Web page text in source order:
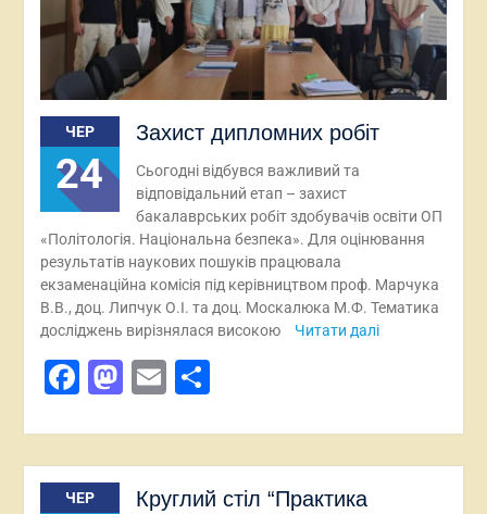
ЧЕР
24
Захист дипломних робіт
Сьогодні відбувся важливий та
відповідальний етап – захист
бакалаврських робіт здобувачів освіти ОП
«Політологія. Національна безпека». Для оцінювання
результатів наукових пошуків працювала
екзаменаційна комісія під керівництвом проф. Марчука
В.В., доц. Липчук О.І. та доц. Москалюка М.Ф. Тематика
досліджень вирізнялася високою
Читати далі
Facebook
Mastodon
EmailПоділитися
ЧЕР
Круглий стіл “Практика